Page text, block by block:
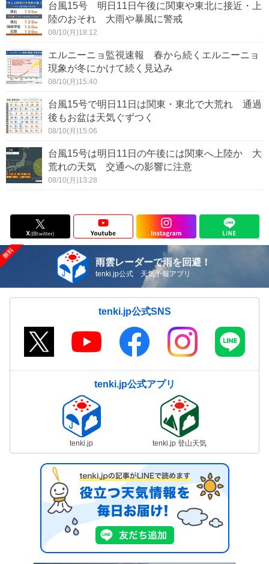
台風15号 明日11日午後に関東や東北に接近・上
陸のおそれ 大雨や暴風に警戒
08/10(月)18:12
エルニーニョ監視速報 春から続くエルニーニョ
現象が冬にかけて続く見込み
08/10(月)15:40
台風15号で明日11日は関東・東北で大荒れ 通過
後もお盆は天気ぐずつく
08/10(月)15:06
台風15号は明日11日の午後には関東へ上陸か 大
荒れの天気 交通への影響に注意
08/10(月)13:28
雨雲レーダーで雨を回避！
tenki.jp公式 天気予報アプリ
tenki.jp公式SNS
tenki.jp公式アプリ
tenki.jp tenki.jp 登山天気